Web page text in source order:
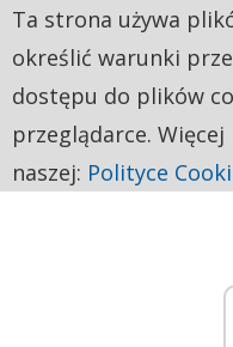
Ta strona używa
określić warunki
dostępu do plików
przeglądarce.
naszej: Polityce